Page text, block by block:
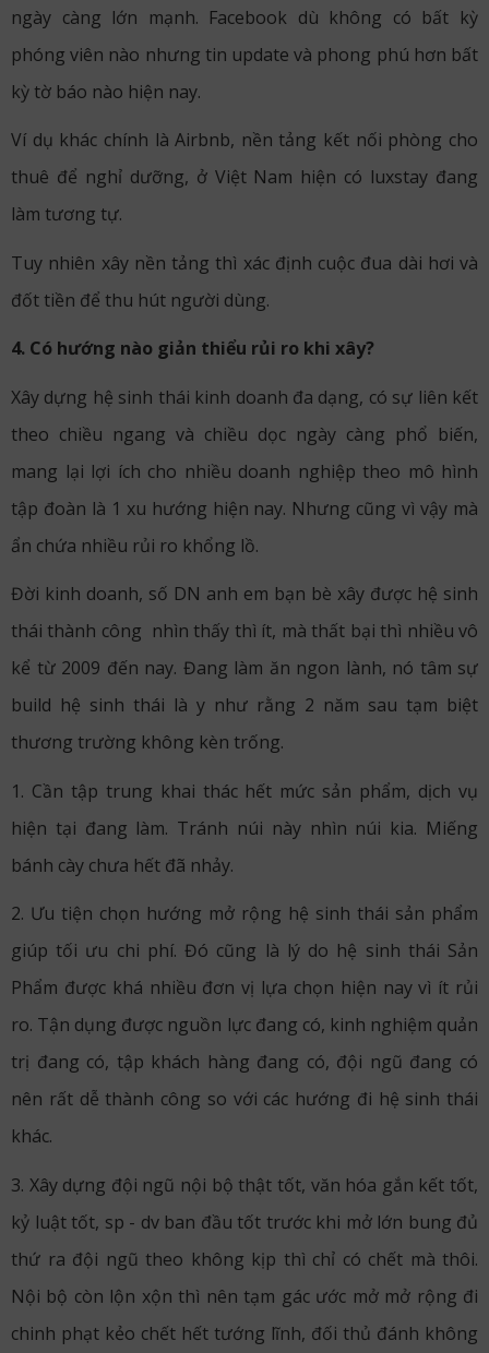
ngày càng lớn mạnh. Facebook dù không có bất kỳ
phóng viên nào nhưng tin update và phong phú hơn bất
kỳ tờ báo nào hiện nay.
Ví dụ khác chính là Airbnb, nền tảng kết nối phòng cho
thuê để nghỉ dưỡng, ở Việt Nam hiện có luxstay đang
làm tương tự.
Tuy nhiên xây nền tảng thì xác định cuộc đua dài hơi và
đốt tiền để thu hút người dùng.
4. Có hướng nào giản thiểu rủi ro khi xây?
Xây dựng hệ sinh thái kinh doanh đa dạng, có sự liên kết
theo chiều ngang và chiều dọc ngày càng phổ biến,
mang lại lợi ích cho nhiều doanh nghiệp theo mô hình
tập đoàn là 1 xu hướng hiện nay. Nhưng cũng vì vậy mà
ẩn chứa nhiều rủi ro khổng lồ.
Đời kinh doanh, số DN anh em bạn bè xây được hệ sinh
thái thành công nhìn thấy thì ít, mà thất bại thì nhiều vô
kể từ 2009 đến nay. Đang làm ăn ngon lành, nó tâm sự
build hệ sinh thái là y như rằng 2 năm sau tạm biệt
thương trường không kèn trống.
1. Cần tập trung khai thác hết mức sản phẩm, dịch vụ
hiện tại đang làm. Tránh núi này nhìn núi kia. Miếng
bánh cày chưa hết đã nhảy.
2. Ưu tiện chọn hướng mở rộng hệ sinh thái sản phẩm
giúp tối ưu chi phí. Đó cũng là lý do hệ sinh thái Sản
Phẩm được khá nhiều đơn vị lựa chọn hiện nay vì ít rủi
ro. Tận dụng được nguồn lực đang có, kinh nghiệm quản
trị đang có, tập khách hàng đang có, đội ngũ đang có
nên rất dễ thành công so với các hướng đi hệ sinh thái
khác.
3. Xây dựng đội ngũ nội bộ thật tốt, văn hóa gắn kết tốt,
kỷ luật tốt, sp - dv ban đầu tốt trước khi mở lớn bung đủ
thứ ra đội ngũ theo không kịp thì chỉ có chết mà thôi.
Nội bộ còn lộn xộn thì nên tạm gác ước mở mở rộng đi
chinh phạt kẻo chết hết tướng lĩnh, đối thủ đánh không